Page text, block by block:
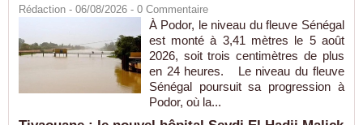
Rédaction - 06/08/2026 - 0 Commentaire
À Podor, le niveau du fleuve Sénégal
est monté à 3,41 mètres le 5 août
2026, soit trois centimètres de plus
en 24 heures. Le niveau du fleuve
Sénégal poursuit sa progression à
Podor, où la...